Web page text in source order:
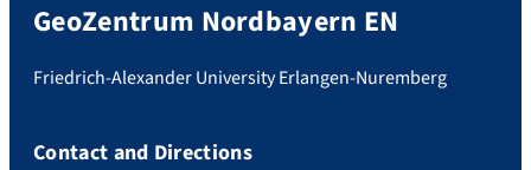
GeoZentrum Nordbayern EN
Friedrich-Alexander University Erlangen-Nuremberg
Contact and Directions